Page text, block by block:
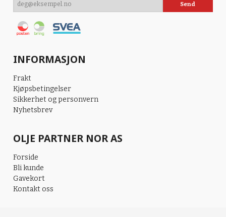
INFORMASJON
Frakt
Kjøpsbetingelser
Sikkerhet og personvern
Nyhetsbrev
OLJE PARTNER NOR AS
Forside
Bli kunde
Gavekort
Kontakt oss